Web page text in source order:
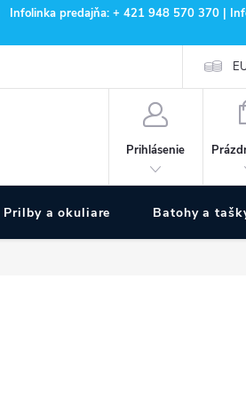
predajňa: + 421 948 570 370 |
Prihlásenie
Prilby a okuliare Batohy a